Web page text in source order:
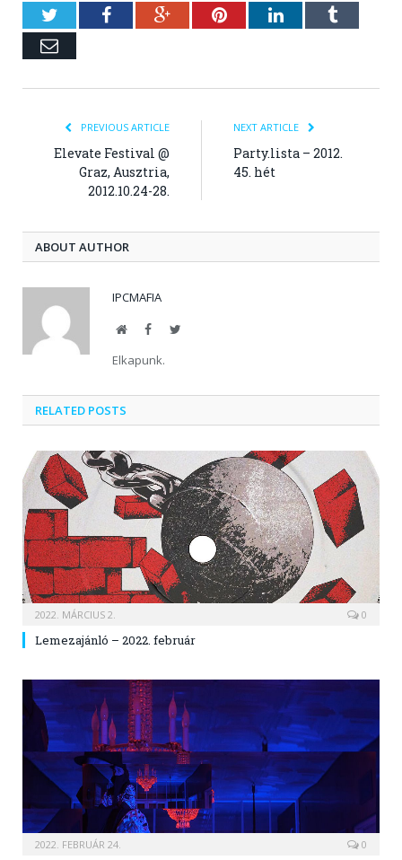
TwitterFacebookGoogle+PinterestLinkedInTumblr
Email
PREVIOUS ARTICLE
Elevate Festival @
Graz, Ausztria,
2012.10.24-28.
NEXT ARTICLE
Party.lista – 2012.
45. hét
ABOUT AUTHOR
IPCMAFIA
WebsiteFacebookTwitter
Elkapunk.
RELATED POSTS
2022. MÁRCIUS 2. 0
Lemezajánló – 2022. február
2022. FEBRUÁR 24. 0